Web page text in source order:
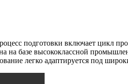
подготовки включает цикл
на базе высококлассной
легко адаптируется под